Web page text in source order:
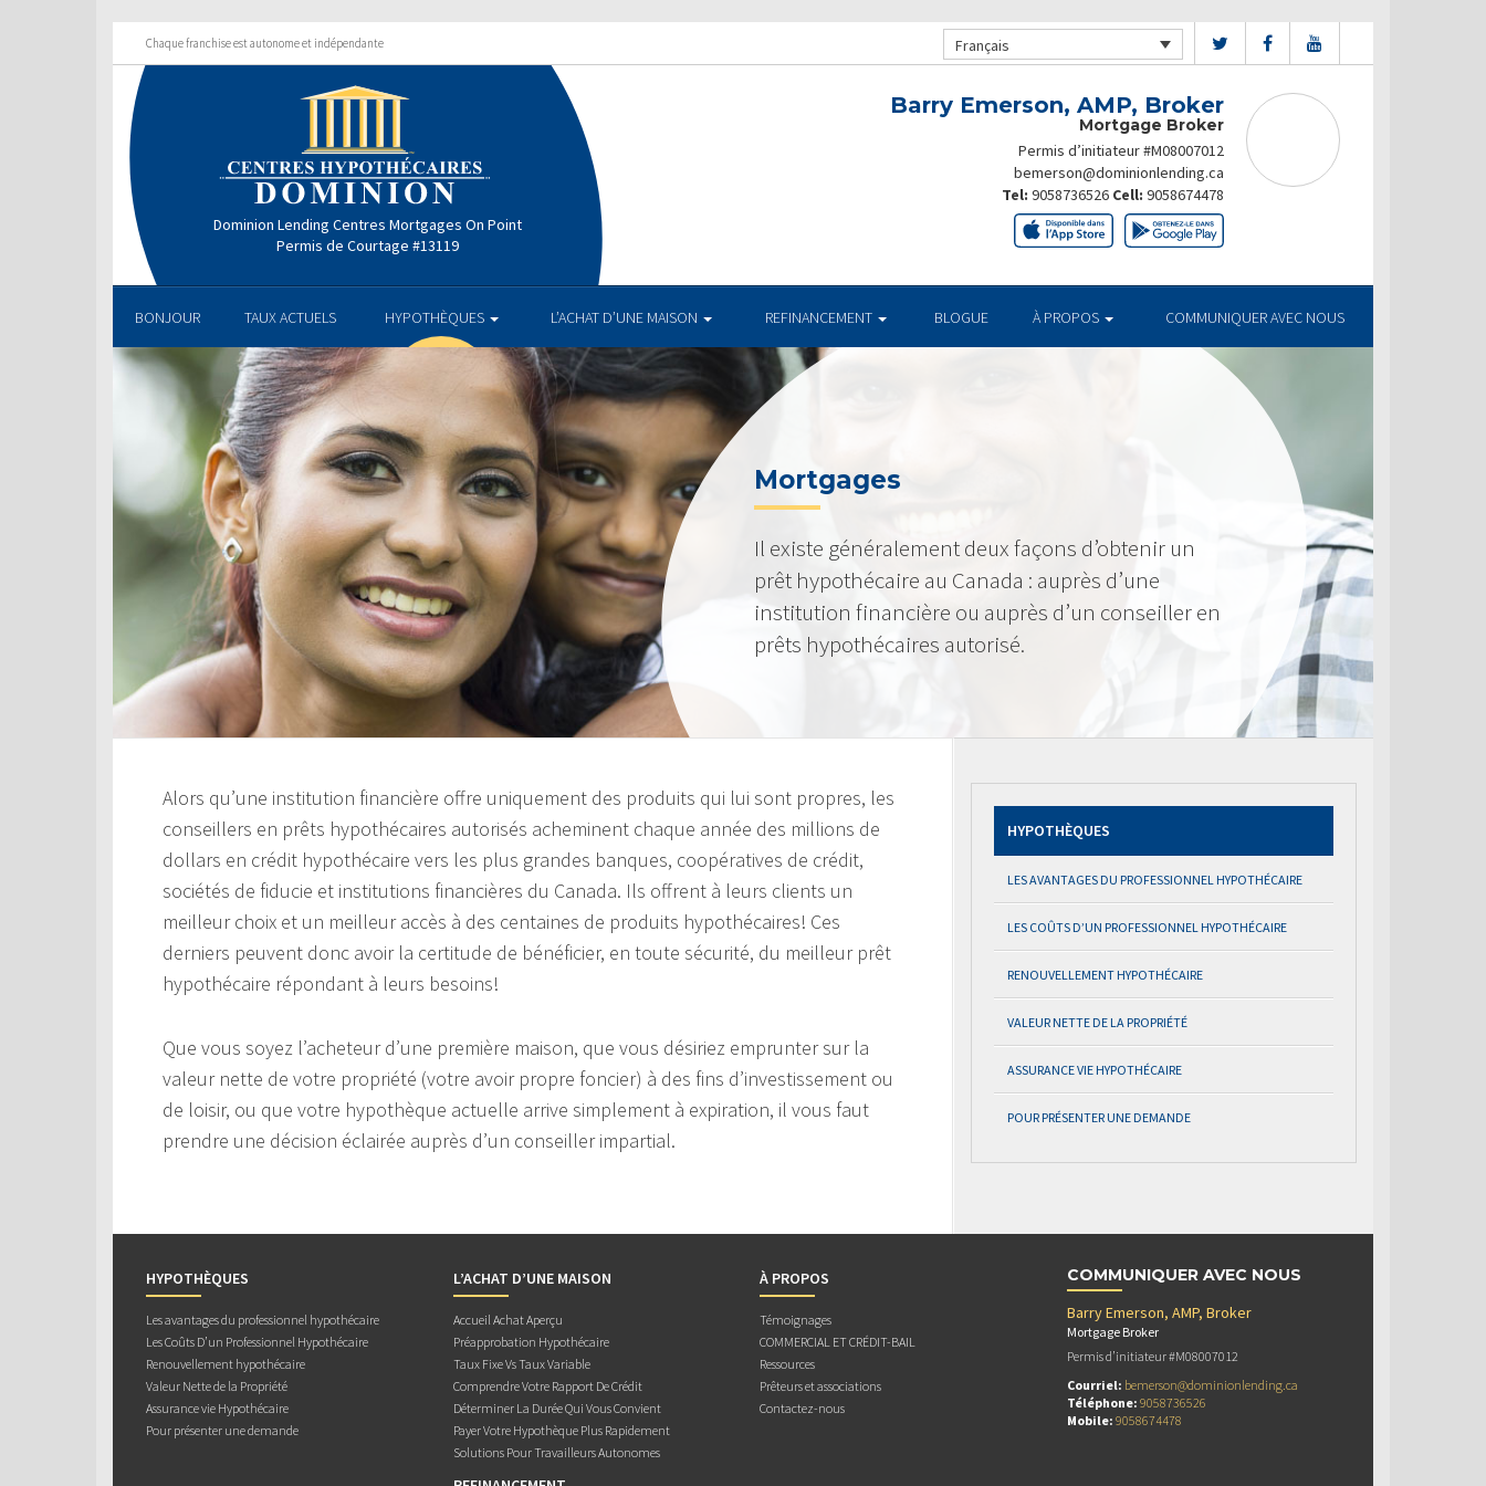
Chaque franchise est autonome et indépendante Français
Dominion Lending Centres Mortgages On Point
Permis de Courtage #13119
Barry Emerson, AMP, Broker
Mortgage Broker
Permis d’initiateur #M08007012
bemerson@dominionlending.ca
Tel: 9058736526 Cell: 9058674478
BONJOUR TAUX ACTUELS HYPOTHÈQUES L’ACHAT D’UNE MAISON REFINANCEMENT BLOGUE À PROPOS COMMUNIQUER AVEC NOUS
Mortgages
Il existe généralement deux façons d’obtenir un
prêt hypothécaire au Canada : auprès d’une
institution financière ou auprès d’un conseiller en
prêts hypothécaires autorisé.
Alors qu’une institution financière offre uniquement des produits qui lui sont propres, les
conseillers en prêts hypothécaires autorisés acheminent chaque année des millions de
dollars en crédit hypothécaire vers les plus grandes banques, coopératives de crédit,
sociétés de fiducie et institutions financières du Canada. Ils offrent à leurs clients un
meilleur choix et un meilleur accès à des centaines de produits hypothécaires! Ces
derniers peuvent donc avoir la certitude de bénéficier, en toute sécurité, du meilleur prêt
hypothécaire répondant à leurs besoins!
Que vous soyez l’acheteur d’une première maison, que vous désiriez emprunter sur la
valeur nette de votre propriété (votre avoir propre foncier) à des fins d’investissement ou
de loisir, ou que votre hypothèque actuelle arrive simplement à expiration, il vous faut
prendre une décision éclairée auprès d’un conseiller impartial.
HYPOTHÈQUES
LES AVANTAGES DU PROFESSIONNEL HYPOTHÉCAIRE
LES COÛTS D’UN PROFESSIONNEL HYPOTHÉCAIRE
RENOUVELLEMENT HYPOTHÉCAIRE
VALEUR NETTE DE LA PROPRIÉTÉ
ASSURANCE VIE HYPOTHÉCAIRE
POUR PRÉSENTER UNE DEMANDE
HYPOTHÈQUES
Les avantages du professionnel hypothécaire
Les Coûts D’un Professionnel Hypothécaire
Renouvellement hypothécaire
Valeur Nette de la Propriété
Assurance vie Hypothécaire
Pour présenter une demande
L’ACHAT D’UNE MAISON
Accueil Achat Aperçu
Préapprobation Hypothécaire
Taux Fixe Vs Taux Variable
Comprendre Votre Rapport De Crédit
Déterminer La Durée Qui Vous Convient
Payer Votre Hypothèque Plus Rapidement
Solutions Pour Travailleurs Autonomes
À PROPOS
Témoignages
COMMERCIAL ET CRÉDIT-BAIL
Ressources
Prêteurs et associations
Contactez-nous
COMMUNIQUER AVEC NOUS
Barry Emerson, AMP, Broker
Mortgage Broker
Permis d’initiateur #M08007012
Courriel: bemerson@dominionlending.ca
Téléphone: 9058736526
Mobile: 9058674478